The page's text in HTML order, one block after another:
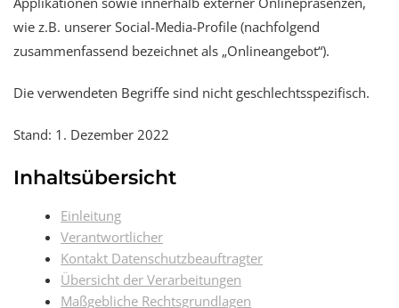
wie z.B. unserer Social-Media-Profile (nachfolgend
zusammenfassend bezeichnet als „Onlineangebot“).
Die verwendeten Begriffe sind nicht geschlechtsspezifisch.
Stand: 1. Dezember 2022
Inhaltsübersicht
Einleitung
Verantwortlicher
Kontakt Datenschutzbeauftragter
Übersicht der Verarbeitungen
Maßgebliche Rechtsgrundlagen